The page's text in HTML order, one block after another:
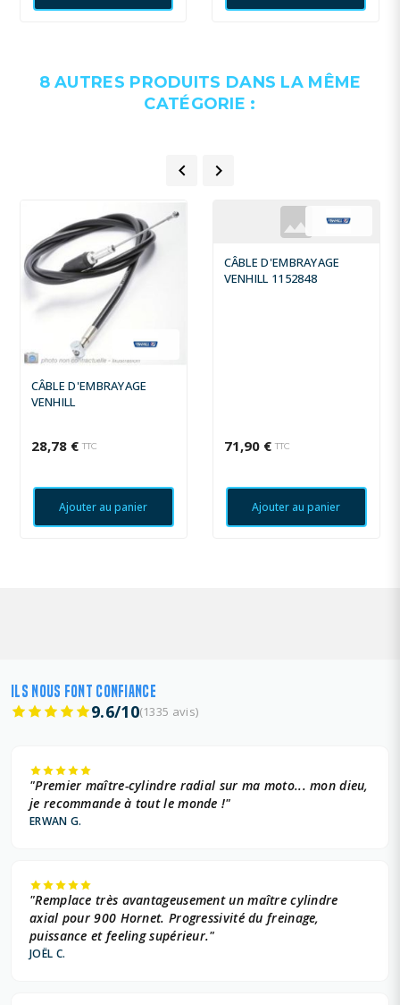
8 AUTRES PRODUITS DANS LA MÊME
CATÉGORIE :
 
CÂBLE D'EMBRAYAGE
VENHILL
28,78 € TTC
Ajouter au panier
CÂBLE D'EMBRAYAGE
VENHILL 1152848
71,90 € TTC
Ajouter au panier
ILS NOUS FONT CONFIANCE
9.6/10(1335 avis)
"Premier maître-cylindre radial sur ma moto... mon dieu,
je recommande à tout le monde !"
ERWAN G.
"Remplace très avantageusement un maître cylindre
axial pour 900 Hornet. Progressivité du freinage,
puissance et feeling supérieur."
JOËL C.